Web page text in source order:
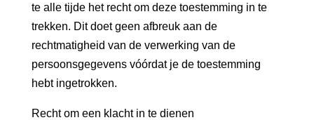
te alle tijde het recht om deze toestemming in te
trekken. Dit doet geen afbreuk aan de
rechtmatigheid van de verwerking van de
persoonsgegevens vóórdat je de toestemming
hebt ingetrokken.
Recht om een klacht in te dienen